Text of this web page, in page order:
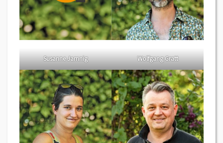
Susanne Jamnig Wolfgang Gratt